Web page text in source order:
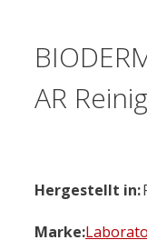
AR
Hergestellt in:
Marke: